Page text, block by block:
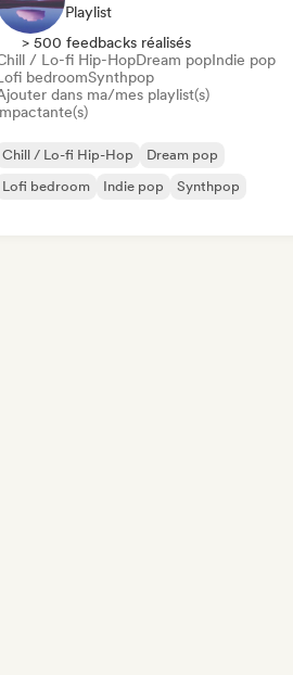
Playlist
> 500 feedbacks réalisés
/ Lo-fi Hip-HopDream popIndie pop
bedroomSynthpop
dans ma/mes playlist(s)
Chill / Lo-fi Hip-Hop
Dream pop
Lofi bedroom
Indie pop Synthpop